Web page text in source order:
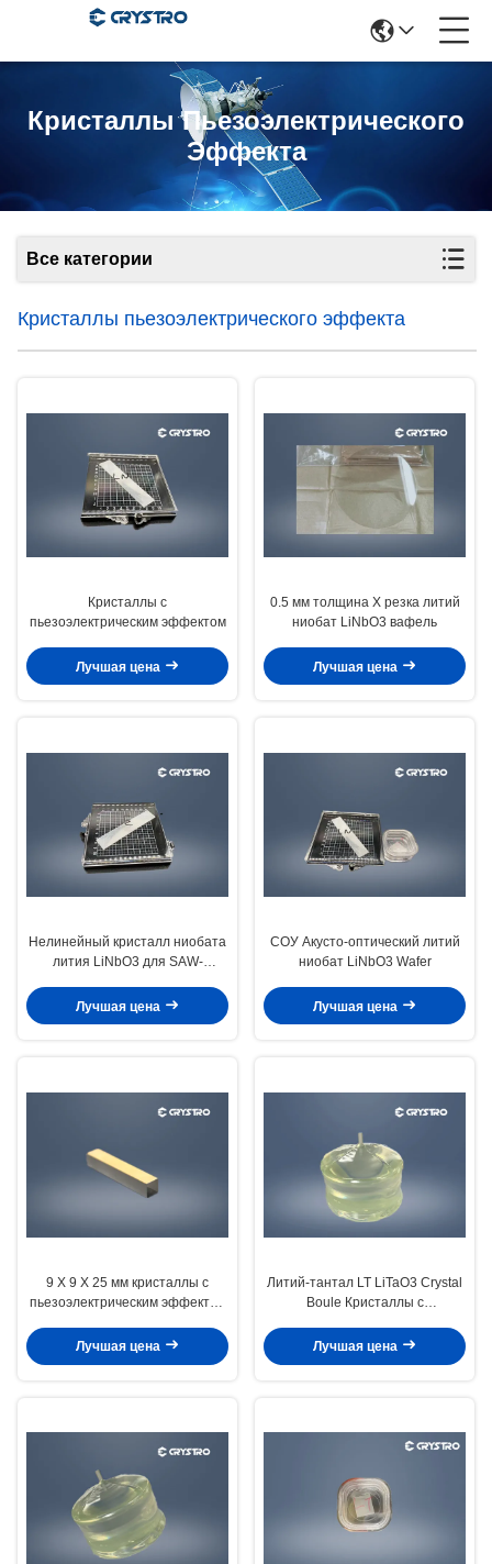
Кристаллы Пьезоэлектрического
Эффекта
Все категории
Кристаллы пьезоэлектрического эффекта
Кристаллы с
пьезоэлектрическим эффектом
Лучшая цена
0.5 мм толщина X резка литий
ниобат LiNbO3 вафель
Лучшая цена
Нелинейный кристалл ниобата
лития LiNbO3 для SAW-
Лучшая цена
СОУ Акусто-оптический литий
ниобат LiNbO3 Wafer
Лучшая цена
9 X 9 X 25 мм кристаллы с
пьезоэлектрическим эффектом
Q
Лучшая цена
Литий-тантал LT LiTaO3 Crystal
Boule Кристаллы с
Лучшая цена